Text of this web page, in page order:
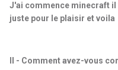
J'ai commence minecraft il
juste pour le plaisir et voila
II - Comment avez-vous